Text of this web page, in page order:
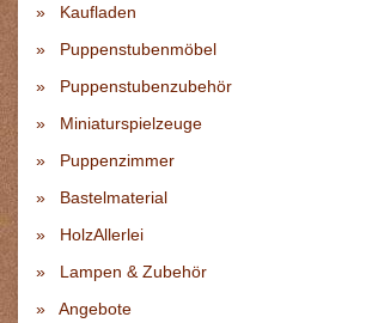
Kaufladen
Puppenstubenmöbel
Puppenstubenzubehör
Miniaturspielzeuge
Puppenzimmer
Bastelmaterial
HolzAllerlei
Lampen & Zubehör
Angebote